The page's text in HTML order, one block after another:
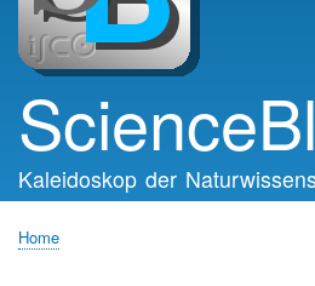
Kaleidoskop der
Home